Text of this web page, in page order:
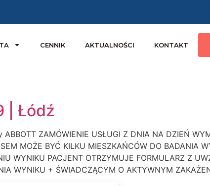
CENNIK AKTUALNOŚCI KONTAKT
| Łódź
ZAMÓWIENIE USŁUGI Z DNIA NA DZIEŃ
MOŻE BYĆ KILKU MIESZKAŃCÓW DO BADANIA
WYNIKU PACJENT OTRZYMUJE FORMULARZ Z
WYNIKU + ŚWIADCZĄCYM O AKTYWNYM